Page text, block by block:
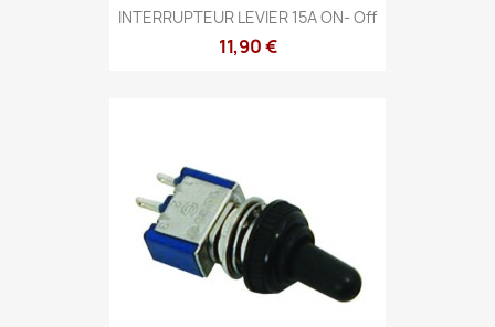
INTERRUPTEUR LEVIER 15A ON- Off
11,90 €